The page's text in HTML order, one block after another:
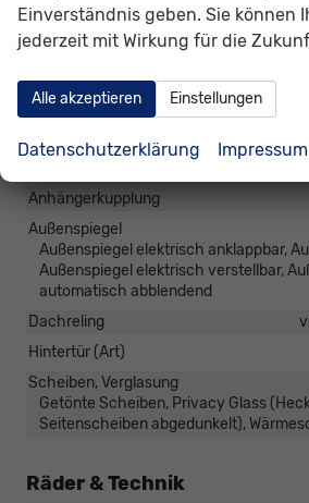
Waschwasserstandsanzeige
Zentralverriegelung
Funkfernbedienung, Schlüssellose
(Keyless Go)
Anhängerkupplung
Außenspiegel
Außenspiegel elektrisch anklappbar,
Außenspiegel elektrisch verstellbar,
automatisch abblendend
Dachreling
Hintertür (Art)
Scheiben, Verglasung
Getönte Scheiben, Privacy Glass
Seitenscheiben abgedunkelt),
Räder & Technik
Einverständnis geben. Sie können
jederzeit mit Wirkung für die
Alle akzeptieren Einstellungen
Datenschutzerklärung Impressum